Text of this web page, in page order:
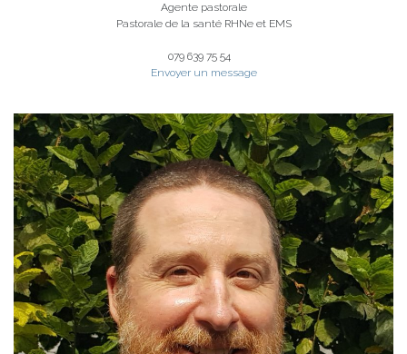
Agente pastorale
Pastorale de la santé RHNe et EMS
079 639 75 54
Envoyer un message